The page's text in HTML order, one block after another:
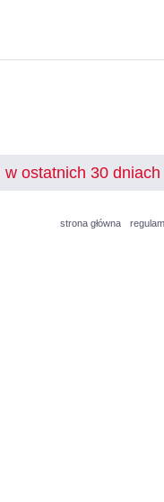
w ostatnich 30 dniach
strona główna